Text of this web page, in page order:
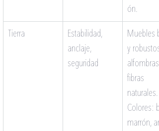
ón.
Tierra
Estabilidad,
anclaje,
seguridad
Muebles
y robustos,
alfombras
fibras
naturales.
Colores:
marrón,